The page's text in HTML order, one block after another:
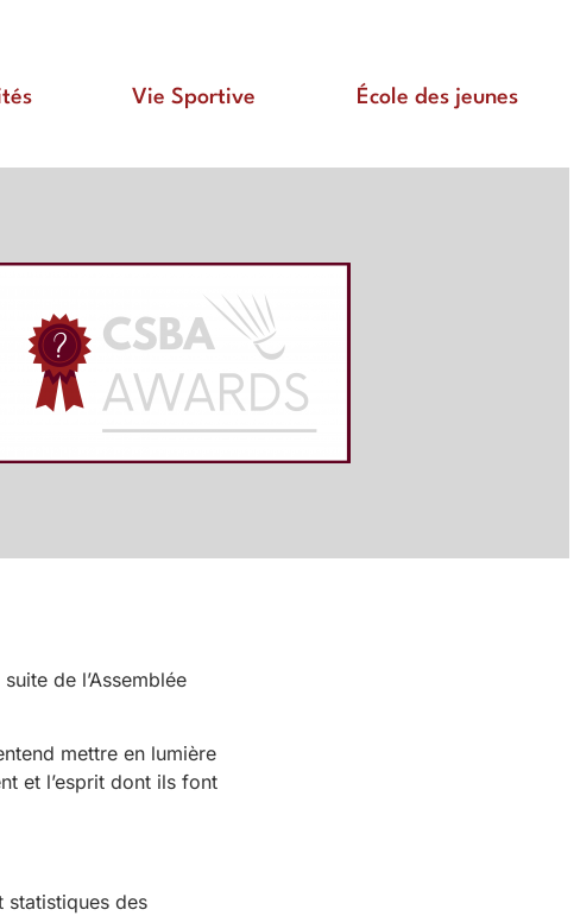
Vie Sportive École des jeunes
de l’Assemblée
mettre en lumière
et l’esprit dont ils font
statistiques des